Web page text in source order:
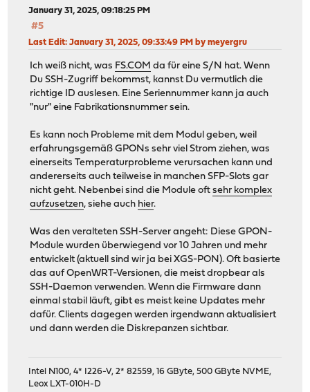
January 31, 2025, 09:18:25 PM
#5
Last Edit: January 31, 2025, 09:33:49 PM by meyergru
Ich weiß nicht, was FS.COM da für eine S/N hat. Wenn
Du SSH-Zugriff bekommst, kannst Du vermutlich die
richtige ID auslesen. Eine Seriennummer kann ja auch
"nur" eine Fabrikationsnummer sein.
Es kann noch Probleme mit dem Modul geben, weil
erfahrungsgemäß GPONs sehr viel Strom ziehen, was
einerseits Temperaturprobleme verursachen kann und
andererseits auch teilweise in manchen SFP-Slots gar
nicht geht. Nebenbei sind die Module oftsehr komplex
aufzusetzen, siehe auch hier.
Was den veralteten SSH-Server angeht: Diese GPON-
Module wurden überwiegend vor 10 Jahren und mehr
entwickelt (aktuell sind wir ja bei XGS-PON). Oft basierte
das auf OpenWRT-Versionen, die meist dropbear als
SSH-Daemon verwenden. Wenn die Firmware dann
einmal stabil läuft, gibt es meist keine Updates mehr
dafür. Clients dagegen werden irgendwann aktualisiert
und dann werden die Diskrepanzen sichtbar.
Intel N100, 4* I226-V, 2* 82559, 16 GByte, 500 GByte NVME,
Leox LXT-010H-D